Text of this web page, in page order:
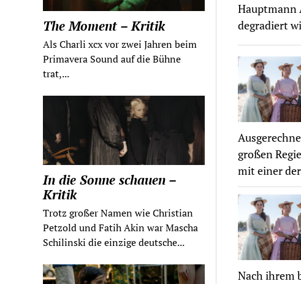
The Moment – Kritik
Als Charli xcx vor zwei Jahren beim
Primavera Sound auf die Bühne
trat,...
In die Sonne schauen –
Kritik
Trotz großer Namen wie Christian
Petzold und Fatih Akin war Mascha
Schilinski die einzige deutsche...
Hauptmann
degradiert
großen
mit einer
Nach ihrem